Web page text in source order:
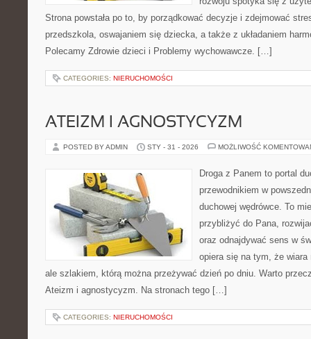
Strona powstała po to, by porządkować decyzje i zdejmować
przedszkola, oswajaniem się dziecka, a także z układaniem
Polecamy Zdrowie dzieci i Problemy wychowawcze. […]
CATEGORIES: NIERUCHOMOŚCI
ATEIZM I AGNOSTYCYZM
POSTED BY ADMIN STY - 31 - 2026 MOŻLIWOŚĆ
Droga z Panem to portal
przewodnikiem w
duchowej wędrówce. To
przybliżyć do Pana,
oraz odnajdywać sens w
opiera się na tym, że
ale szlakiem, którą można przeżywać dzień po dniu. Warto
Ateizm i agnostycyzm. Na stronach tego […]
CATEGORIES: NIERUCHOMOŚCI